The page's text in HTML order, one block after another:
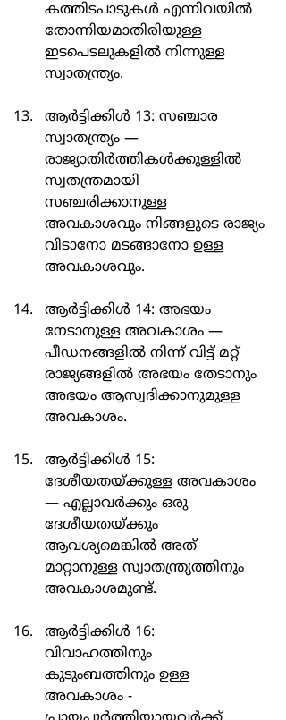
കത്തിടപാടുകൾ എന്നിവയിൽ
തോന്നിയമാതിരിയുള്ള
ഇടപെടലുകളിൽ നിന്നുള്ള
സ്വാതന്ത്ര്യം.
ആർട്ടിക്കിൾ 13: സഞ്ചാര
സ്വാതന്ത്ര്യം —
രാജ്യാതിർത്തികൾക്കുള്ളിൽ
സ്വതന്ത്രമായി
സഞ്ചരിക്കാനുള്ള
അവകാശവും നിങ്ങളുടെ രാജ്യം
വിടാനോ മടങ്ങാനോ ഉള്ള
അവകാശവും.
ആർട്ടിക്കിൾ 14: അഭയം
നേടാനുള്ള അവകാശം —
പീഡനങ്ങളിൽ നിന്ന് വിട്ട് മറ്റ്
രാജ്യങ്ങളിൽ അഭയം തേടാനും
അഭയം ആസ്വദിക്കാനുമുള്ള
അവകാശം.
ആർട്ടിക്കിൾ 15:
ദേശീയതയ്ക്കുള്ള അവകാശം
— എല്ലാവർക്കും ഒരു
ദേശീയതയ്ക്കും
ആവശ്യമെങ്കിൽ അത്
മാറ്റാനുള്ള സ്വാതന്ത്ര്യത്തിനും
അവകാശമുണ്ട്.
ആർട്ടിക്കിൾ 16:
വിവാഹത്തിനും
കുടുംബത്തിനും ഉള്ള
അവകാശം -